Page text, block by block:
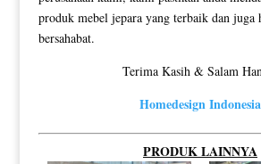
produk mebel jepara yang terbaik dan juga
bersahabat.
Terima Kasih & Salam
Homedesign Indonesia
PRODUK LAINNYA